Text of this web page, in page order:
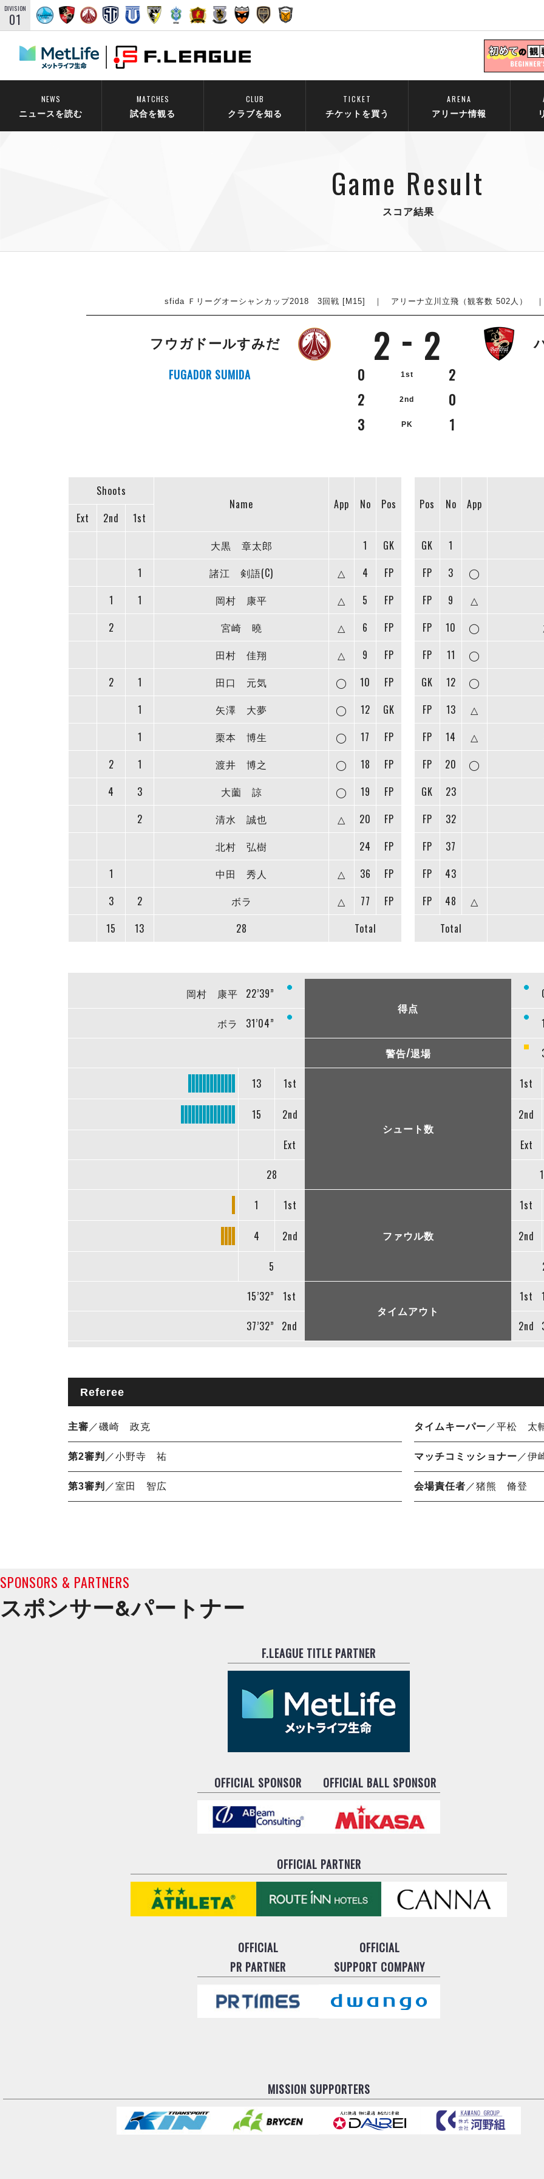
DIVISION
01
NEWS
ニュースを読む
MATCHES
試合を観る
CLUB
クラブを知る
TICKET
チケットを買う
ARENA
アリーナ情報
Game Result
スコア結果
sfida Ｆリーグオーシャンカップ2018 3回戦 [M15] ｜ アリーナ立川立飛（観客数 502人）
フウガドールすみだ 2 2
FUGADOR SUMIDA 0 1st 2
2 2nd 0
3 PK 1
Shoots
Name
App No
Pos
Ext
2nd
1st
大黒 章太郎
1
GK
1
諸江 剣語(C) △ 4
FP
1
1 岡村 康平 △ 5
FP
2
宮崎 曉 △ 6
FP
田村 佳翔
△ 9
FP
2
1 田口 元気 ◯ 10
FP
1
矢澤 大夢 ◯ 12
GK
1
栗本 博生 ◯ 17
FP
2
1 渡井 博之 ◯ 18
FP
4
3 大薗 諒 ◯ 19
FP
2
清水 誠也 △ 20
FP
北村 弘樹
24
FP
1
中田 秀人 △ 36
FP
3
2 ボラ △ 77
FP
15
13 28 Total
Pos No App
GK
1
FP
3 ◯
FP
9 △
FP
10 ◯
FP
11 ◯
GK
12 ◯
FP
13 △
FP
14 △
FP
20 ◯
GK
23
FP
32
FP
37
FP
43
FP
48 △
Total
岡村 康平
22’39”
得点
ボラ 31’04”
警告/退場
13 1st
シュート数
1st
15 2nd 2nd
Ext Ext
28
1 1st
ファウル数
1st
4 2nd 2nd
5
15’32”
1st
タイムアウト
1st
37’32” 2nd 2nd
Referee
主審 ／磯崎 政克
第2審判 ／小野寺 祐
第3審判 ／室田 智広
タイムキーパー ／平松 太
マッチコミッショナー ／伊
会場責任者 ／猪熊 脩登
SPONSORS & PARTNERS
スポンサー&パートナー
F.LEAGUE TITLE PARTNER
OFFICIAL SPONSOR OFFICIAL BALL SPONSOR
OFFICIAL PARTNER
OFFICIAL
PR PARTNER
OFFICIAL
SUPPORT COMPANY
MISSION SUPPORTERS